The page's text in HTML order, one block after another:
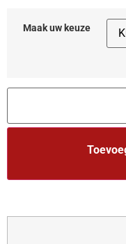
Maak uw keuze